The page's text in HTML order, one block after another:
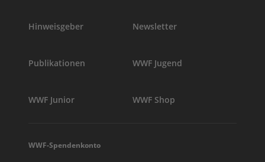
Hinweisgeber Newsletter
Publikationen WWF Jugend
WWF Junior WWF Shop
WWF-Spendenkonto